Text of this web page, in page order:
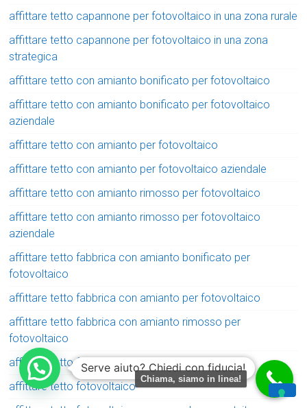
affittare tetto capannone per fotovoltaico in una zona rurale
affittare tetto capannone per fotovoltaico in una zona
strategica
affittare tetto con amianto bonificato per fotovoltaico
affittare tetto con amianto bonificato per fotovoltaico
aziendale
affittare tetto con amianto per fotovoltaico
affittare tetto con amianto per fotovoltaico aziendale
affittare tetto con amianto rimosso per fotovoltaico
affittare tetto con amianto rimosso per fotovoltaico
aziendale
affittare tetto fabbrica con amianto bonificato per
fotovoltaico
affittare tetto fabbrica con amianto per fotovoltaico
affittare tetto fabbrica con amianto rimosso per
fotovoltaico
affittare tetto fabbrica per fotovoltaico
affittare tetto fotovoltaico
Serve aiuto? Chiedi con fiducia!
Chiama, siamo in linea!